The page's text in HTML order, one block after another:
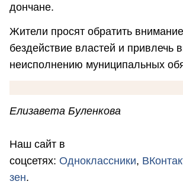
дончане.
Жители просят обратить
бездействие властей и привлечь
неисполнению муниципальных
Елизавета Буленкова
Наш сайт в
соцсетях: Одноклассники,
зен.